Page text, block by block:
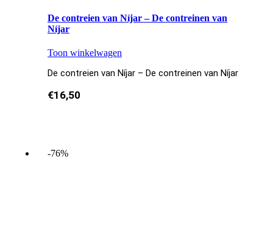
De contreien van Níjar – De contreinen van
Níjar
Toon winkelwagen
De contreien van Níjar – De contreinen van Níjar
€16,50
-76%